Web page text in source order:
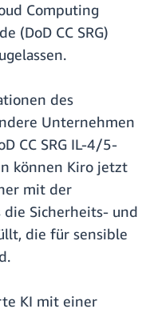
Computing
(DoD CC SRG)
des
Unternehmen
CC SRG IL-4/5-
können Kiro jetzt
mit der
die Sicherheits- und
die für sensible
KI mit einer